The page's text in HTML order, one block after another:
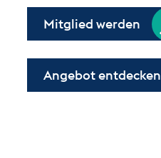
Mitglied werden
Angebot entdecken